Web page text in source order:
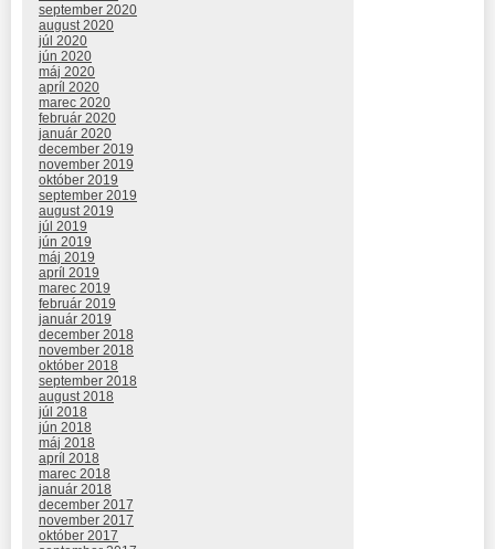
september 2020
august 2020
júl 2020
jún 2020
máj 2020
apríl 2020
marec 2020
február 2020
január 2020
december 2019
november 2019
október 2019
september 2019
august 2019
júl 2019
jún 2019
máj 2019
apríl 2019
marec 2019
február 2019
január 2019
december 2018
november 2018
október 2018
september 2018
august 2018
júl 2018
jún 2018
máj 2018
apríl 2018
marec 2018
január 2018
december 2017
november 2017
október 2017